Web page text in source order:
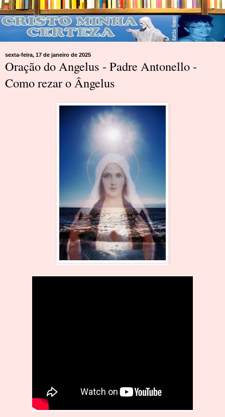
sexta-feira, 17 de janeiro de 2025
Oração do Angelus - Padre Antonello -
Como rezar o Ângelus